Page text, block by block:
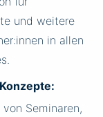
und weitere
in allen
Seminaren,